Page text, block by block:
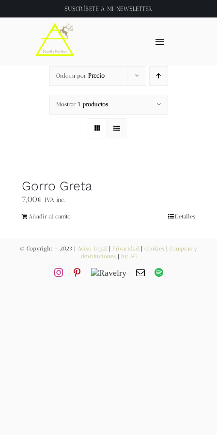
al
SUSCRÍBETE A MI NEWSLETTER
Toggle
Inicio
About
Tienda
Contacto
Newsletter
Ordena por Precio
Mostrar 1 productos
Gorro Greta
7,00€ IVA inc.
Añadir al carrito Detalles
© Copyright – 2023 | Aviso Legal Privacidad Cookies| Compras y
devoluciones| by SG